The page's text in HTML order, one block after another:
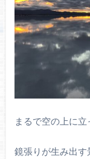
まるで空の上に立
鏡張りが生み出す